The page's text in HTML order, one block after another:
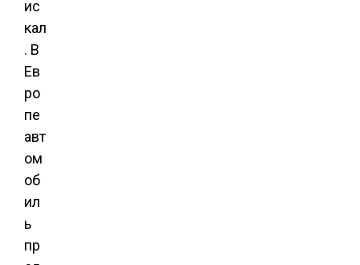
ис
кал
. В
Ев
ро
пе
авт
ом
об
ил
ь
пр